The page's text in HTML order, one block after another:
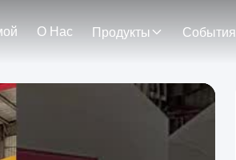
О Нас Продукты События